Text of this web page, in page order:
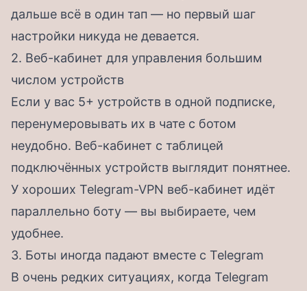
дальше всё в один тап — но первый шаг
настройки никуда не девается.
2. Веб-кабинет для управления большим
числом устройств
Если у вас 5+ устройств в одной подписке,
перенумеровывать их в чате с ботом
неудобно. Веб-кабинет с таблицей
подключённых устройств выглядит понятнее.
У хороших Telegram-VPN веб-кабинет идёт
параллельно боту — вы выбираете, чем
удобнее.
3. Боты иногда падают вместе с Telegram
В очень редких ситуациях, когда Telegram